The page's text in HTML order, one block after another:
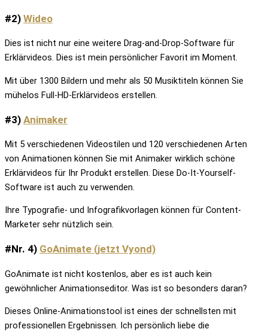
#2) Wideo
Dies ist nicht nur eine weitere Drag-and-Drop-Software für
Erklärvideos. Dies ist mein persönlicher Favorit im Moment.
Mit über 1300 Bildern und mehr als 50 Musiktiteln können Sie
mühelos Full-HD-Erklärvideos erstellen.
#3) Animaker
Mit 5 verschiedenen Videostilen und 120 verschiedenen Arten
von Animationen können Sie mit Animaker wirklich schöne
Erklärvideos für Ihr Produkt erstellen. Diese Do-It-Yourself-
Software ist auch zu verwenden.
Ihre Typografie- und Infografikvorlagen können für Content-
Marketer sehr nützlich sein.
#Nr. 4) GoAnimate (jetzt Vyond)
GoAnimate ist nicht kostenlos, aber es ist auch kein
gewöhnlicher Animationseditor. Was ist so besonders daran?
Dieses Online-Animationstool ist eines der schnellsten mit
professionellen Ergebnissen. Ich persönlich liebe die